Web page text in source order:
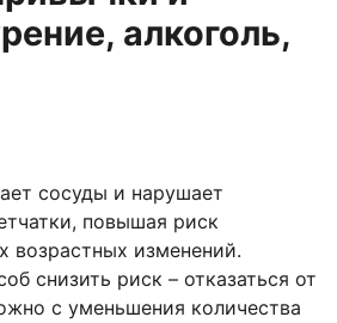
алкоголь,
сосуды и нарушает
повышая риск
возрастных изменений.
снизить риск – отказаться от
с уменьшения количества